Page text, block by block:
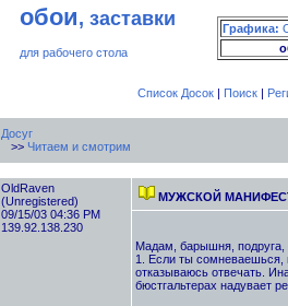
обои, заставки
для рабочего стола
Графика:
Список Досок| Поиск|
Досуг
>> Читаем и смотрим
OldRaven
(Unregistered)
09/15/03 04:36 PM
139.92.138.230
МУЖСКОЙ
Мадам, барышня, подруга,
1. Если ты сомневаешься,
отказываюсь отвечать.
бюстгальтерах надувает